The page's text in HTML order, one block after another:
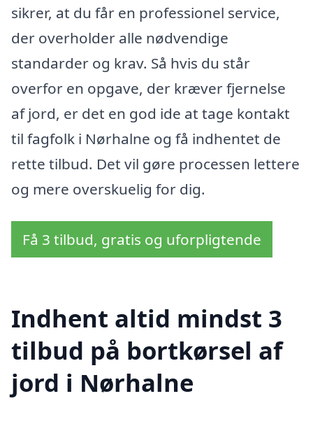
sikrer, at du får en professionel service,
der overholder alle nødvendige
standarder og krav. Så hvis du står
overfor en opgave, der kræver fjernelse
af jord, er det en god ide at tage kontakt
til fagfolk i Nørhalne og få indhentet de
rette tilbud. Det vil gøre processen lettere
og mere overskuelig for dig.
Få 3 tilbud, gratis og uforpligtende
Indhent altid mindst 3
tilbud på bortkørsel af
jord i Nørhalne